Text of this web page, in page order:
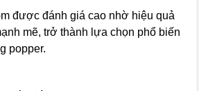
được đánh giá cao nhờ hiệu quả
mẽ, trở thành lựa chọn phổ biến
popper.